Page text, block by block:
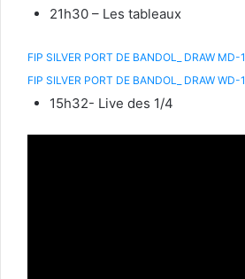
21h30 – Les tableaux
FIP SILVER PORT DE BANDOL_ DRAW MD-1
FIP SILVER PORT DE BANDOL_ DRAW WD-1
15h32- Live des 1/4